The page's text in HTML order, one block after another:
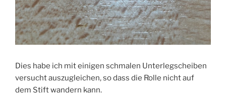
Dies habe ich mit einigen schmalen Unterlegscheiben
versucht auszugleichen, so dass die Rolle nicht auf
dem Stift wandern kann.